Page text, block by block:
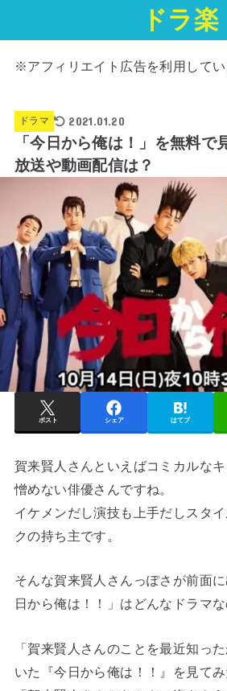
ドラ楽
※アフィリエイト広告を利用して
ドラマ 2021.01.20
「今日から俺は！」を無料で
放送や動画配信は？
ポスト シェア はてブ
賀来賢人さんといえばコミカルな
憎めない俳優さんですね。
イケメンだし演技も上手だしスタ
クの持ち主です。
そんな賀来賢人さんっぽさが前面
日から俺は！！」はどんなドラマ
「賀来賢人さんのことを最近知っ
いた『今日から俺は！！』を見てみ